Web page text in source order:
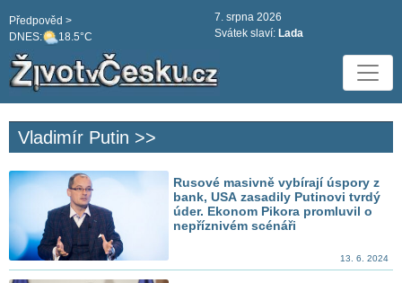
DNES: 18.5°C
Předpověd >
7. srpna 2026
Svátek slaví: Lada
Vladimír Putin >>
Rusové masivně vybírají úspory z
bank, USA zasadily Putinovi tvrdý
úder. Ekonom Pikora promluvil o
nepříznivém scénáři
13. 6. 2024